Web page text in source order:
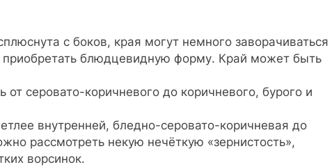
с боков, края могут немного заворачиваться
блюдцевидную форму. Край может быть
от серовато-коричневого до коричневого, бурого и
внутренней, бледно-серовато-коричневая до
рассмотреть некую нечёткую «зернистость»,
ворсинок.